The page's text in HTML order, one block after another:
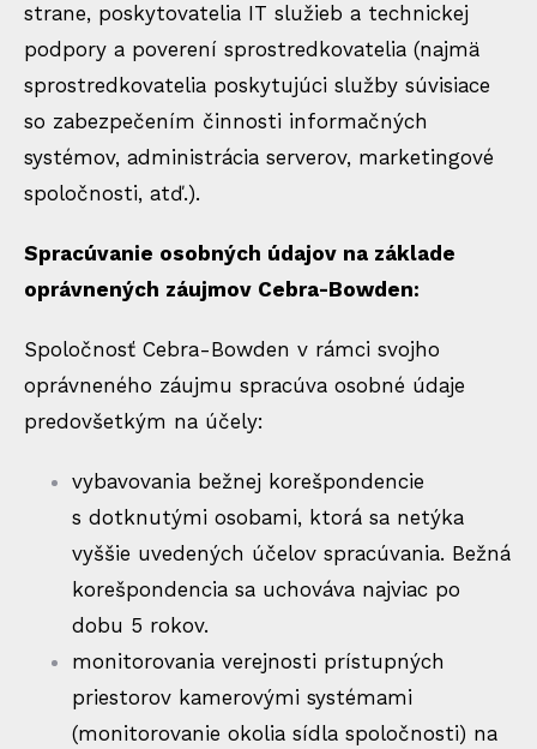
strane, poskytovatelia IT služieb a technickej
podpory a poverení sprostredkovatelia (najmä
sprostredkovatelia poskytujúci služby súvisiace
so zabezpečením činnosti informačných
systémov, administrácia serverov, marketingové
spoločnosti, atď.).
Spracúvanie osobných údajov na základe
oprávnených záujmov Cebra-Bowden:
Spoločnosť Cebra-Bowden v rámci svojho
oprávneného záujmu spracúva osobné údaje
predovšetkým na účely:
vybavovania bežnej korešpondencie
s dotknutými osobami, ktorá sa netýka
vyššie uvedených účelov spracúvania. Bežná
korešpondencia sa uchováva najviac po
dobu 5 rokov.
monitorovania verejnosti prístupných
priestorov kamerovými systémami
(monitorovanie okolia sídla spoločnosti) na